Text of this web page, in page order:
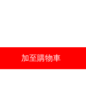
加至購物車